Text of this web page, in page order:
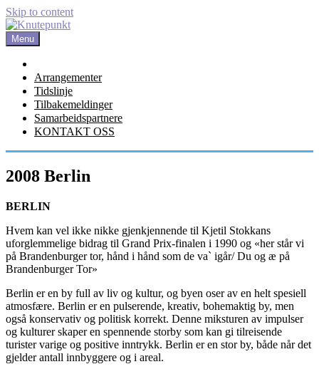
Skip to content
Menu
Arrangementer
Tidslinje
Tilbakemeldinger
Samarbeidspartnere
KONTAKT OSS
2008 Berlin
BERLIN
Hvem kan vel ikke nikke gjenkjennende til Kjetil Stokkans
uforglemmelige bidrag til Grand Prix-finalen i 1990 og «her står vi
på Brandenburger tor, hånd i hånd som de va` igår/ Du og æ på
Brandenburger Tor»
Berlin er en by full av liv og kultur, og byen oser av en helt spesiell
atmosfære. Berlin er en pulserende, kreativ, bohemaktig by, men
også konservativ og politisk korrekt. Denne miksturen av impulser
og kulturer skaper en spennende storby som kan gi tilreisende
turister varige og positive inntrykk. Berlin er en stor by, både når det
gjelder antall innbyggere og i areal.